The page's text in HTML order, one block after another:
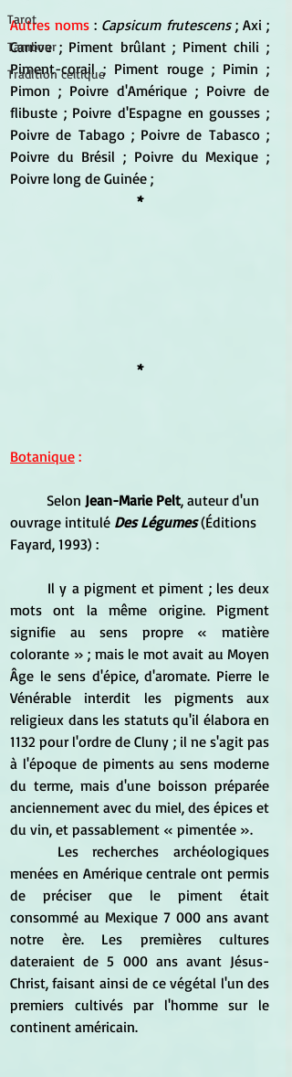
Tarot
Tambour
Tradition celtique
Autres noms : Capsicum frutescens ; Axi ;
Carrive ; Piment brûlant ; Piment chili ;
Piment-corail ; Piment rouge ; Pimin ;
Pimon ; Poivre d'Amérique ; Poivre de
flibuste ; Poivre d'Espagne en gousses ;
Poivre de Tabago ; Poivre de Tabasco ;
Poivre du Brésil ; Poivre du Mexique ;
Poivre long de Guinée ;
*
*
Botanique :
	Selon
Jean-Marie Pelt, auteur d'un
ouvrage intitulé Des Légumes (Éditions
Fayard, 1993) :
mots ont la même origine. Pigment
signifie au sens propre « matière
colorante » ; mais le mot avait au Moyen
Âge le sens d'épice, d'aromate. Pierre le
Vénérable interdit les pigments aux
religieux dans les statuts qu'il élabora en
1132 pour l'ordre de Cluny ; il ne s'agit pas
à l'époque de piments au sens moderne
du terme, mais d'une boisson préparée
anciennement avec du miel, des épices et
du vin, et passablement « pimentée ».
menées en Amérique centrale ont permis
de préciser que le piment était
consommé au Mexique 7 000 ans avant
notre ère. Les premières cultures
dateraient de 5 000 ans avant Jésus-
Christ, faisant ainsi de ce végétal l'un des
premiers cultivés par l'homme sur le
continent américain.